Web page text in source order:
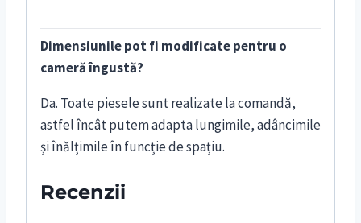
Dimensiunile pot fi modificate pentru o
cameră îngustă?
Da. Toate piesele sunt realizate la comandă,
astfel încât putem adapta lungimile, adâncimile
și înălțimile în funcție de spațiu.
Recenzii